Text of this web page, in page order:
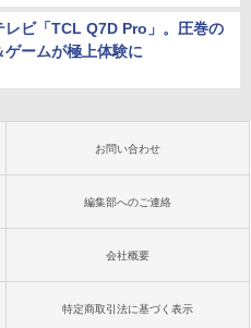
レビ「TCL Q7D Pro」。圧巻の
ームが極上体験に
お問い合わせ
編集部へのご連絡
会社概要
特定商取引法に基づく表示